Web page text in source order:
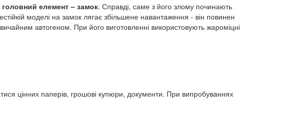
елемент – замок. Справді, саме з його злому починають
моделі на замок лягає збільшене навантаження - він повинен
автогеном. При його виготовленні використовують жароміцні
цінних паперів, грошові купюри, документи. При випробуваннях